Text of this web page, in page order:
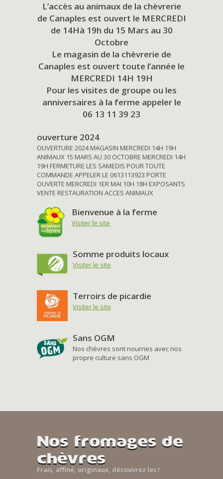
L’accès au animaux de la chèvrerie
de Canaples est ouvert le MERCREDI
de 14Hà 19h du 15 Mars au 30
Octobre
Le magasin de la chèvrerie de
Canaples est ouvert toute l’année le
MERCREDI 14H 19H
Pour les visites de groupe ou les
anniversaires à la ferme appeler le
06 13 11 39 23
ouverture 2024
OUVERTURE 2024 MAGASIN MERCREDI 14H 19H
ANIMAUX 15 MARS AU 30 OCTOBRE MERCREDI 14H
19H FERMETURE LES SAMEDIS POUR TOUTE
COMMANDE APPELER LE 0613113923 PORTE
OUVERTE MERCREDI 1ER MAI 10H 18H EXPOSANTS
VENTE RESTAURATION ACCES ANIMAUX
Bienvenue à la ferme
Visiter le site
Somme produits locaux
Visiter le site
Terroirs de picardie
Visiter le site
Sans OGM
Nos chèvres sont nourries avec nos
propre culture sans OGM
Nos fromages de
chèvres
Frais, affiné, originaux, découvrez les !